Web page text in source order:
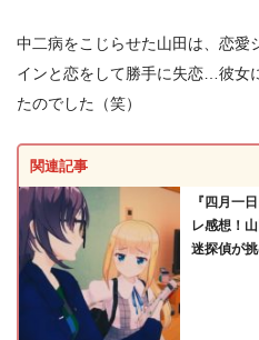
中二病をこじらせた山田は、恋愛
インと恋をして勝手に失恋…彼女
たのでした（笑）
関連記事
『四月一
レ感想！
迷探偵が挑